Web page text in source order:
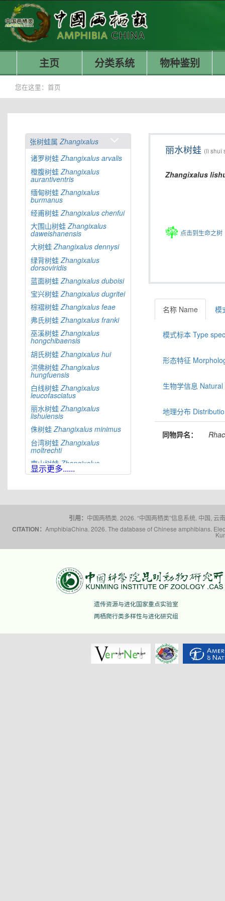
主页 分类系统 物种鉴别
您在这里： 首页
张树蛙属Zhangixalus
诸罗树蛙Zhangixalus arvalis
橙腹树蛙 Zhangixalus
aurantiventris
缅甸树蛙 Zhangixalus
burmanus
经甫树蛙 Zhangixalus chenfui
大围山树蛙Zhangixalus
daweishanensis
大树蛙Zhangixalus dennysi
绿背树蛙 Zhangixalus
dorsoviridis
蓝面树蛙 Zhangixalus duboisi
宝兴树蛙 Zhangixalus dugritei
棕褶树蛙Zhangixalus feae
弗氏树蛙Zhangixalus franki
巫溪树蛙Zhangixalus
hongchibaensis
胡氏树蛙 Zhangixalus hui
洪佛树蛙 Zhangixalus
hungfuensis
白线树蛙Zhangixalus
leucofasciatus
丽水树蛙Zhangixalus
lishuiensis
侏树蛙Zhangixalus minimus
台湾树蛙 Zhangixalus
moltrechti
南山树蛙 Zhangixalus
nanshanensis
nigropunctatus
突肛树蛙 Zhangixalus
pachyproctus
Zhangixalus
prasinatus
普洱树蛙Zhangixalus
puerensis
Zhangixalus
taipeianus
Zhangixalus wui
Zhangixalus
显示更多......
丽水树蛙 (lì shuǐ
Zhangixalus
点击到生命之树
名称 Name 模
模式标本 Type
形态特征
生物学信息
地理分布
同物异名：
引用： 中国两栖类. 2026. “中国两栖类”信息系统. 中国,
CITATION： AmphibiaChina. 2026. The database of Chinese amphibians.
遗传资源与进化国家重点实验室
两栖爬行类多样性与进化研究组